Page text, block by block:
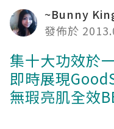
~Bunny
發佈於
集十大功效於
即時展現
無瑕亮肌全效